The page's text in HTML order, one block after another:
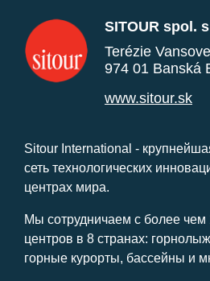
SITOUR spol.
Terézie
974 01 Banská
www.sitour.sk
Sitour International -
сеть технологических
центрах мира.
Мы сотрудничаем с более чем
центров в 8 странах:
горные курорты, бассейны и